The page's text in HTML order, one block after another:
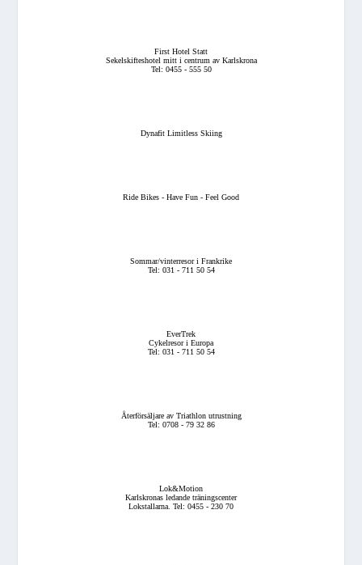
First Hotel Statt
Sekelskifteshotel mitt i centrum av Karlskrona
Tel: 0455 - 555 50
Dynafit Limitless Skiing
Ride Bikes - Have Fun - Feel Good
Sommar/vinterresor i Frankrike
Tel: 031 - 711 50 54
EverTrek
Cykelresor i Europa
Tel: 031 - 711 50 54
Återförsäljare av Triathlon utrustning
Tel: 0708 - 79 32 86
Lok&Motion
Karlskronas ledande träningscenter
Lokstallarna. Tel: 0455 - 230 70